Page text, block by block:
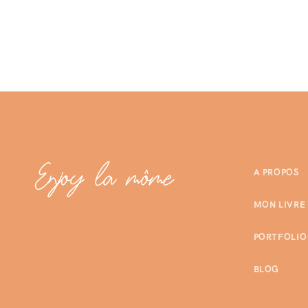
A PROPOS
MON LIVRE
PORTFOLIO
BLOG